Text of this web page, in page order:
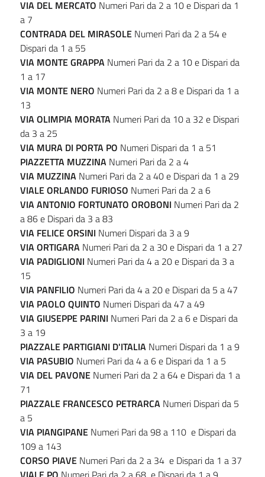
VIA DEL MERCATO Numeri Pari da 2 a 10 e Dispari da 1
a 7
CONTRADA DEL MIRASOLE Numeri Pari da 2 a 54 e
Dispari da 1 a 55
VIA MONTE GRAPPA Numeri Pari da 2 a 10 e Dispari da
1 a 17
VIA MONTE NERO Numeri Pari da 2 a 8 e Dispari da 1 a
13
VIA OLIMPIA MORATA Numeri Pari da 10 a 32 e Dispari
da 3 a 25
VIA MURA DI PORTA PO Numeri Dispari da 1 a 51
PIAZZETTA MUZZINA Numeri Pari da 2 a 4
VIA MUZZINA Numeri Pari da 2 a 40 e Dispari da 1 a 29
VIALE ORLANDO FURIOSO Numeri Pari da 2 a 6
VIA ANTONIO FORTUNATO OROBONI Numeri Pari da 2
a 86 e Dispari da 3 a 83
VIA FELICE ORSINI Numeri Dispari da 3 a 9
VIA ORTIGARA Numeri Pari da 2 a 30 e Dispari da 1 a 27
VIA PADIGLIONI Numeri Pari da 4 a 20 e Dispari da 3 a
15
VIA PANFILIO Numeri Pari da 4 a 20 e Dispari da 5 a 47
VIA PAOLO QUINTO Numeri Dispari da 47 a 49
VIA GIUSEPPE PARINI Numeri Pari da 2 a 6 e Dispari da
3 a 19
PIAZZALE PARTIGIANI D'ITALIA Numeri Dispari da 1 a 9
VIA PASUBIO Numeri Pari da 4 a 6 e Dispari da 1 a 5
VIA DEL PAVONE Numeri Pari da 2 a 64 e Dispari da 1 a
71
PIAZZALE FRANCESCO PETRARCA Numeri Dispari da 5
a 5
VIA PIANGIPANE Numeri Pari da 98 a 110 e Dispari da
109 a 143
CORSO PIAVE Numeri Pari da 2 a 34 e Dispari da 1 a 37